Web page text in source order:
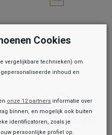
Cookies
vergelijkbare technieken) om
inhoud en
onze 12 partners informatie over
binnen, en mogelijk ook buiten
identificatoren, zoals je
persoonlijke profiel op.